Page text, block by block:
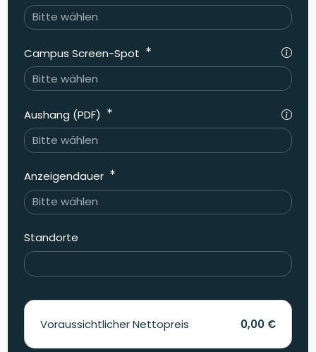
Campus Screen-Spot
Aushang (PDF)
Anzeigendauer
Standorte
Voraussichtlicher Nettopreis 0,00 €